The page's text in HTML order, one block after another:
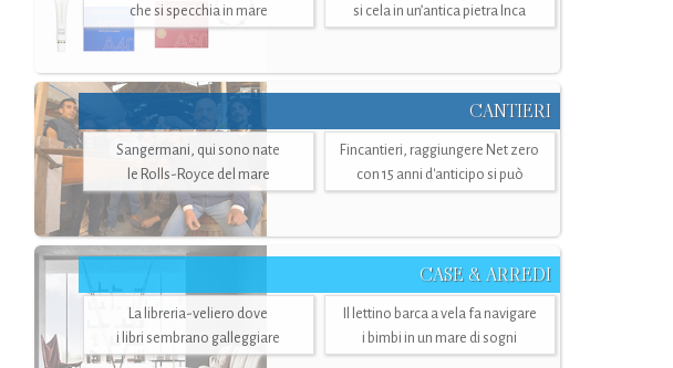
che si specchia in mare
si cela in un’antica pietra Inca
CANTIERI
Sangermani, qui sono nate
le Rolls-Royce del mare
Fincantieri, raggiungere Net zero
con 15 anni d'anticipo si può
CASE & ARREDI
La libreria-veliero dove
i libri sembrano galleggiare
Il lettino barca a vela fa navigare
i bimbi in un mare di sogni